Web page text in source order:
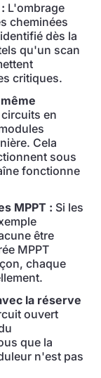
L'ombrage
cheminées
dès la
qu'un scan
critiques.
circuits en
Cela
sous
fonctionne
MPPT : Si les
être
MPPT
chaque
la réserve
ouvert
que la
n'est pas